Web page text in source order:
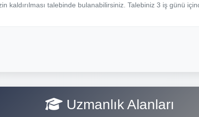
kaldırılması talebinde bulanabilirsiniz. Talebiniz 3 iş günü
Uzmanlık Alanları